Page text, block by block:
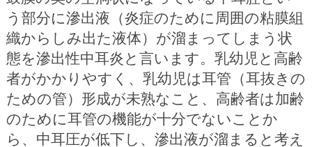
う部分に滲出液（炎症のために周囲の粘膜組
織からしみ出た液体）が溜まってしまう状
態を滲出性中耳炎と言います。乳幼児と高齢
者がかかりやすく、乳幼児は耳管（耳抜きの
ための管）形成が未熟なこと、高齢者は加齢
のために耳管の機能が十分でないことか
ら、中耳圧が低下し、滲出液が溜まると考え